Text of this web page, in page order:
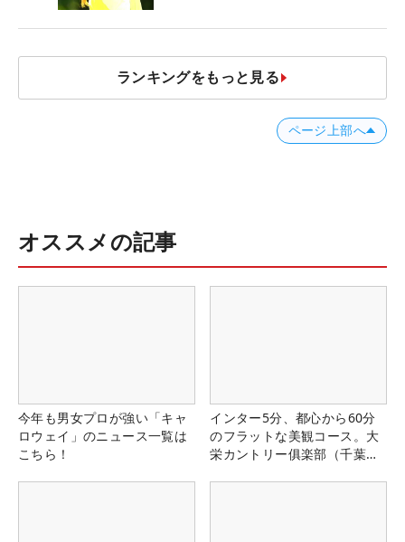
ランキングをもっと見る
ページ上部へ
オススメの記事
今年も男女プロが強い「キャ
ロウェイ」のニュース一覧は
こちら！
インター5分、都心から60分
のフラットな美観コース。大
栄カントリー俱楽部（千葉